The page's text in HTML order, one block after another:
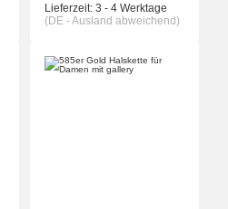
Lieferzeit: 3 - 4 Werktage
(DE - Ausland abweichend)